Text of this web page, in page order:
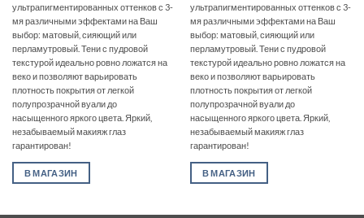
ультрапигментированных оттенков с 3-
мя различными эффектами на Ваш
выбор: матовый, сияющий или
перламутровый. Тени с пудровой
текстурой идеально ровно ложатся на
веко и позволяют варьировать
плотность покрытия от легкой
полупрозрачной вуали до
насыщенного яркого цвета. Яркий,
незабываемый макияж глаз
гарантирован!
В МАГАЗИН
ультрапигментированных оттенков с 3-
мя различными эффектами на Ваш
выбор: матовый, сияющий или
перламутровый. Тени с пудровой
текстурой идеально ровно ложатся на
веко и позволяют варьировать
плотность покрытия от легкой
полупрозрачной вуали до
насыщенного яркого цвета. Яркий,
незабываемый макияж глаз
гарантирован!
В МАГАЗИН